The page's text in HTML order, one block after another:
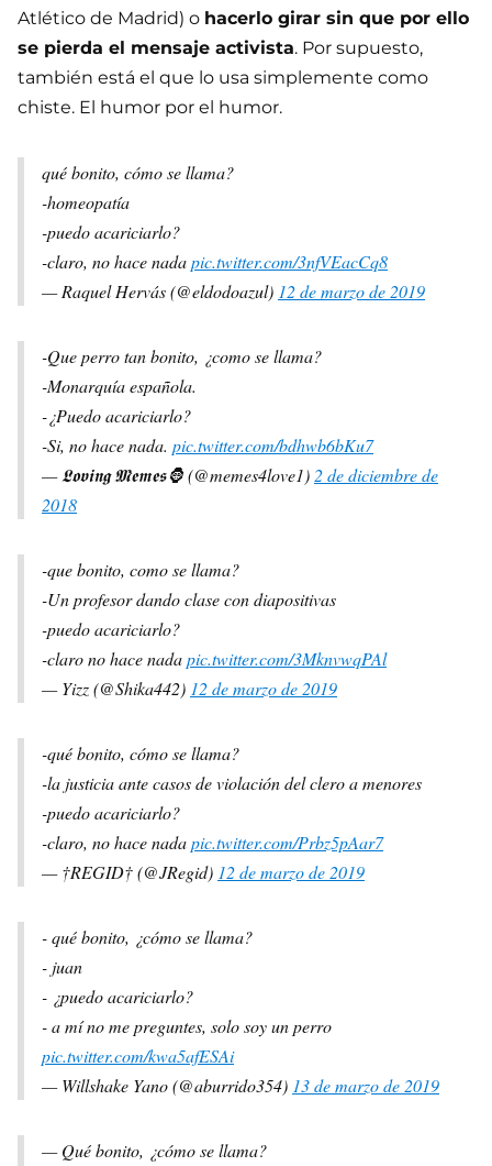
Atlético de Madrid) o hacerlo girar sin que por ello
se pierda el mensaje activista. Por supuesto,
también está el que lo usa simplemente como
chiste. El humor por el humor.
qué bonito, cómo se llama?
-homeopatía
-puedo acariciarlo?
-claro, no hace nadapic.twitter.com/3nfVEacCq8
— Raquel Hervás (@eldodoazul) 12 de marzo de 2019
-Que perro tan bonito, ¿como se llama?
-Monarquía española.
-¿Puedo acariciarlo?
-Si, no hace nada. pic.twitter.com/bdhwb6bKu7
— 𝕷𝖔𝖛𝖎𝖓𝖌 𝕸𝖊𝖒𝖊𝖘🦍 (@memes4love1) 2 de diciembre de
2018
-que bonito, como se llama?
-Un profesor dando clase con diapositivas
-puedo acariciarlo?
-claro no hace nadapic.twitter.com/3MknvwqPAl
— Yizz (@Shika442) 12 de marzo de 2019
-qué bonito, cómo se llama?
-la justicia ante casos de violación del clero a menores
-puedo acariciarlo?
-claro, no hace nadapic.twitter.com/Prbz5pAar7
— †REGID† (@JRegid) 12 de marzo de 2019
- qué bonito, ¿cómo se llama?
- juan
- ¿puedo acariciarlo?
- a mí no me preguntes, solo soy un perro
pic.twitter.com/kwa5afESAi
— Willshake Yano (@aburrido354) 13 de marzo de 2019
— Qué bonito, ¿cómo se llama?